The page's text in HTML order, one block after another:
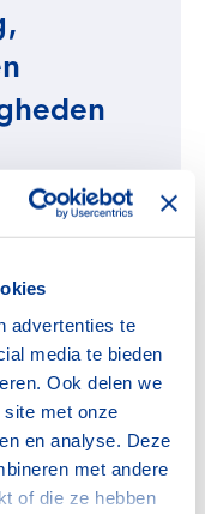
advertenties te
media te bieden
Ook delen we
met onze
en analyse. Deze
met andere
of die ze hebben
| 3x een dag
opgelost in
bestaan,
In deze
blik werken
partijen.
en aanmelden.